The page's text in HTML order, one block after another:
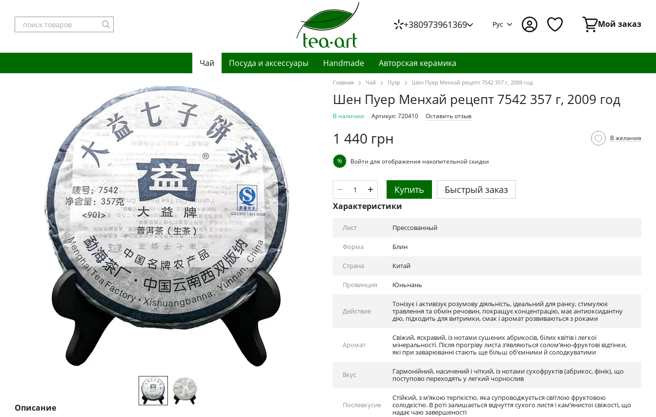
+380973961369 Рус Мой заказ
Чай Посуда и аксессуары Handmade Авторская керамика
Описание
Главная Чай Пуэр Шен Пуер Менхай рецепт 7542 357 г, 2009 год
Шен Пуер Менхай рецепт 7542 357 г, 2009 год
В наличии Артикул: 720410 Оставить отзыв
1 440 грн В желания
% Войти для отображения накопительной скидки
Купить Быстрый заказ
Характеристики
Лист Прессованный
Форма Блин
Страна Китай
Провинция Юньнань
Действие
Тонізує і активізує розумову діяльність, ідеальний для ранку, стимулює
травлення та обмін речовин, покращує концентрацію, має антиоксидантну
дію, підходить для витримки, смак і аромат розвиваються з роками
Аромат
Свіжий, яскравий, із нотами сушених абрикосів, білих квітів і легкої
мінеральності. Після прогріву листа з’являються солом’яно-фруктові відтінки,
які при заварюванні стають ще більш об’ємними й солодкуватими
Вкус
Гармонійний, насичений і чіткий, із нотами сухофруктів (абрикос, фінік), що
поступово переходять у легкий чорнослив
Послевкусие
Стійкий, з м’якою терпкістю, яка супроводжується світлою фруктовою
солодкістю. В роті залишається відчуття сухого листя і кам’янистої свіжості, що
надає чаю завершеності